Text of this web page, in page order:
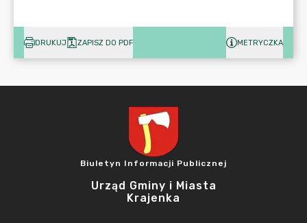
DRUKUJ ZAPISZ DO PDF METRYCZKA
Biuletyn Informacji Publicznej
Urząd Gminy i Miasta
Krajenka